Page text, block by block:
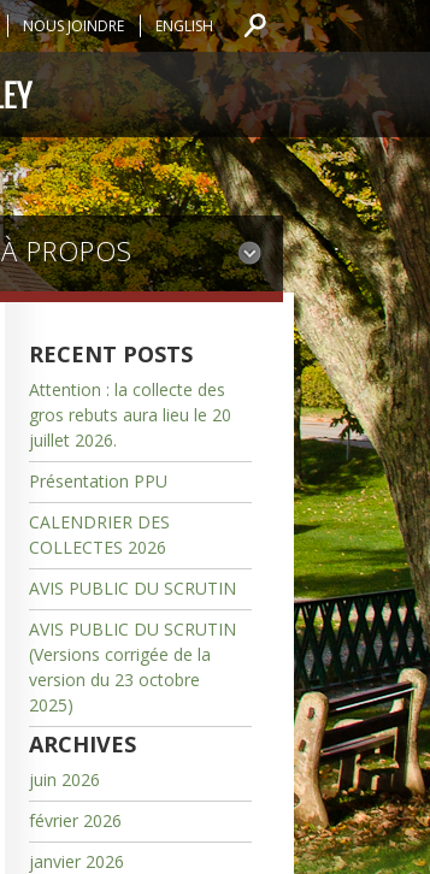
NOUS JOINDRE ENGLISH
À PROPOS
RECENT POSTS
Attention : la collecte des
gros rebuts aura lieu le 20
juillet 2026.
Présentation PPU
CALENDRIER DES
COLLECTES 2026
AVIS PUBLIC DU SCRUTIN
AVIS PUBLIC DU SCRUTIN
(Versions corrigée de la
version du 23 octobre
2025)
ARCHIVES
juin 2026
février 2026
janvier 2026